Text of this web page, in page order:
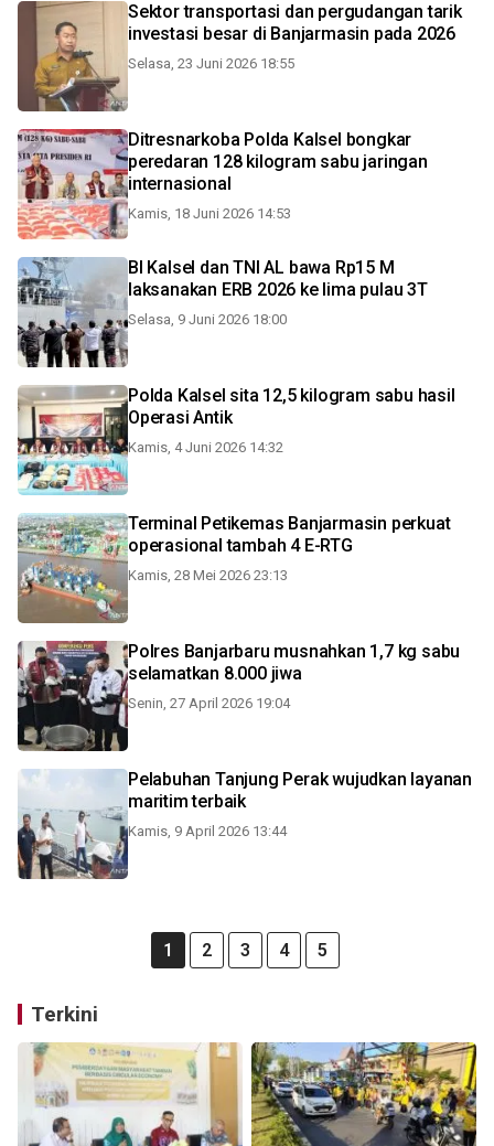
Sektor transportasi dan pergudangan tarik
investasi besar di Banjarmasin pada 2026
Selasa, 23 Juni 2026 18:55
Ditresnarkoba Polda Kalsel bongkar
peredaran 128 kilogram sabu jaringan
internasional
Kamis, 18 Juni 2026 14:53
BI Kalsel dan TNI AL bawa Rp15 M
laksanakan ERB 2026 ke lima pulau 3T
Selasa, 9 Juni 2026 18:00
Polda Kalsel sita 12,5 kilogram sabu hasil
Operasi Antik
Kamis, 4 Juni 2026 14:32
Terminal Petikemas Banjarmasin perkuat
operasional tambah 4 E-RTG
Kamis, 28 Mei 2026 23:13
Polres Banjarbaru musnahkan 1,7 kg sabu
selamatkan 8.000 jiwa
Senin, 27 April 2026 19:04
Pelabuhan Tanjung Perak wujudkan layanan
maritim terbaik
Kamis, 9 April 2026 13:44
1 2 3 4 5
Terkini